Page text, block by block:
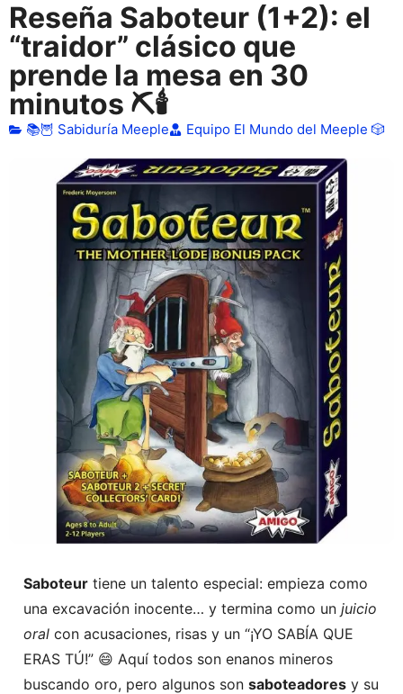
Reseña Saboteur (1+2): el
“traidor” clásico que
prende la mesa en 30
minutos ⛏️🕯️
📚🦉 Sabiduría Meeple Equipo El Mundo del Meeple 🎲
Saboteur tiene un talento especial: empieza como
una excavación inocente… y termina como un juicio
oral con acusaciones, risas y un “¡YO SABÍA QUE
ERAS TÚ!” 😄 Aquí todos son enanos mineros
buscando oro, pero algunos son saboteadores y su